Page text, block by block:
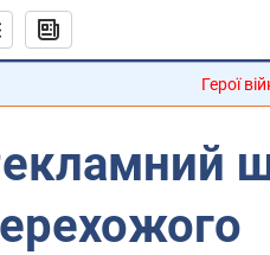
Герої